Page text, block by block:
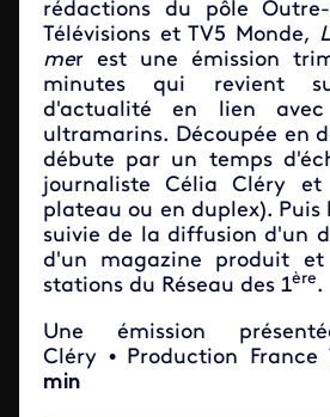
rédactions du pôle
Télévisions et TV5 Monde,
mer est une émission
minutes qui revient
d'actualité en lien
ultramarins. Découpée en
débute par un temps
journaliste Célia Cléry et
plateau ou en duplex). Puis
suivie de la diffusion d'un
d'un magazine produit
stations du Réseau des 1ère.
Une émission
Cléry • Production France
min